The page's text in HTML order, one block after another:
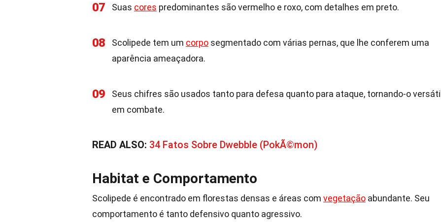
07 Suas cores predominantes são vermelho e roxo, com detalhes em preto.
08 Scolipede tem um corpo segmentado com várias pernas, que lhe conferem uma
aparência ameaçadora.
09
Seus chifres são usados tanto para defesa quanto para ataque, tornando-o versátil
em combate.
READ ALSO: 34 Fatos Sobre Dwebble (PokÃ©mon)
Habitat e Comportamento
Scolipede é encontrado em florestas densas e áreas com vegetação abundante. Seu
comportamento é tanto defensivo quanto agressivo.